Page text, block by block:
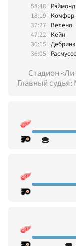
58:48' Рэймонд
18:19' Комфер
37:27' Велено
47:22' Кейн
30:15'
36:05'
Стадион
Главный